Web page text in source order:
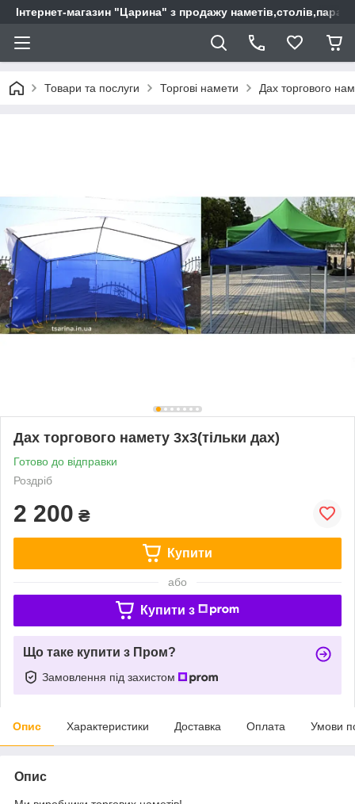
Інтернет-магазин "Царина" з продажу
Товари та послуги Торгові намети Дах торгового
Дах торгового намету 3х3(тільки дах)
Готово до відправки
Роздріб
2 200 ₴
Купити
або
Купити з
Що таке купити з Пром?
Замовлення під захистом
Опис Характеристики Доставка Оплата Умови
Опис